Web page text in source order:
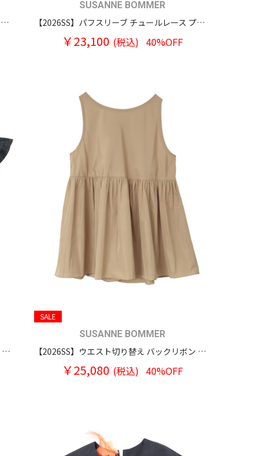
【2026SS】アンダーバスト切り替え ノースリーブ ワンピースドレス
SUSANNE BOMMER
【2026SS】パフスリーブ チュールレース プルオーバーブラウス
￥23,100 (税込) 40%OFF
【2026SS】グリッターデニム ラッセルスリーブ プルオーバーブラウス
SALE
SUSANNE BOMMER
【2026SS】ウエスト切り替え バックリボン ノースリーブ トップス
￥25,080 (税込) 40%OFF